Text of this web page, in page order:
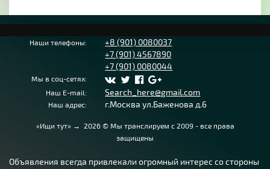
Наши телефоны:
+8 (901) 0080037
+7 (901) 4567890
+7 (901) 0080044
Мы в соц-сетях:
Наш E-mail:
Search_here@gmail.com
Наш адрес: г.Москва ул.Баженова д.6
«Ищи тут» → 2026© Мы транслируем с 2009 - все права
защищены
Объявления всегда привлекали огромный интерес со стороны